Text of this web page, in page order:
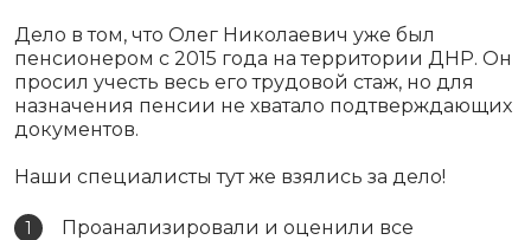
Дело в том, что Олег Николаевич уже был
пенсионером с 2015 года на территории ДНР. Он
просил учесть весь его трудовой стаж, но для
назначения пенсии не хватало подтверждающих
документов.
Наши специалисты тут же взялись за дело!
Проанализировали и оценили все